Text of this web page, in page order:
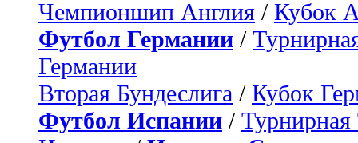
Чемпионшип Англия / Кубок
Футбол Германии /
Германии
Вторая Бундеслига / Кубок
Футбол Испании / Турнирная